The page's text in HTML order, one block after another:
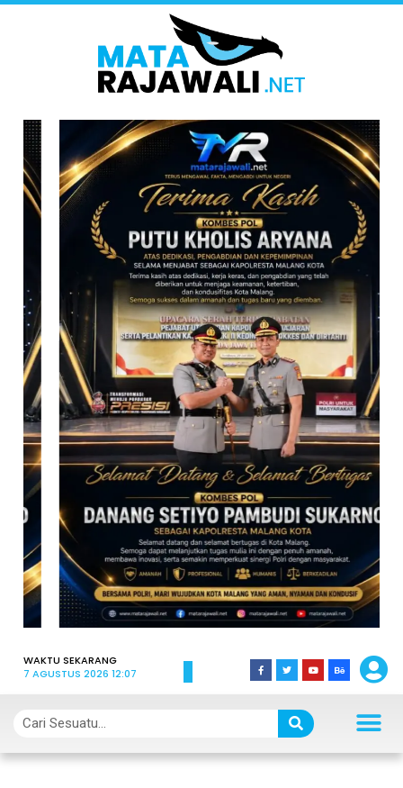
WAKTU SEKARANG
7 AGUSTUS 2026 12:07